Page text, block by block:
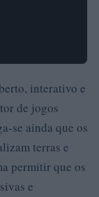
interativo e
de jogos
se ainda que os
terras e
permitir que os
e